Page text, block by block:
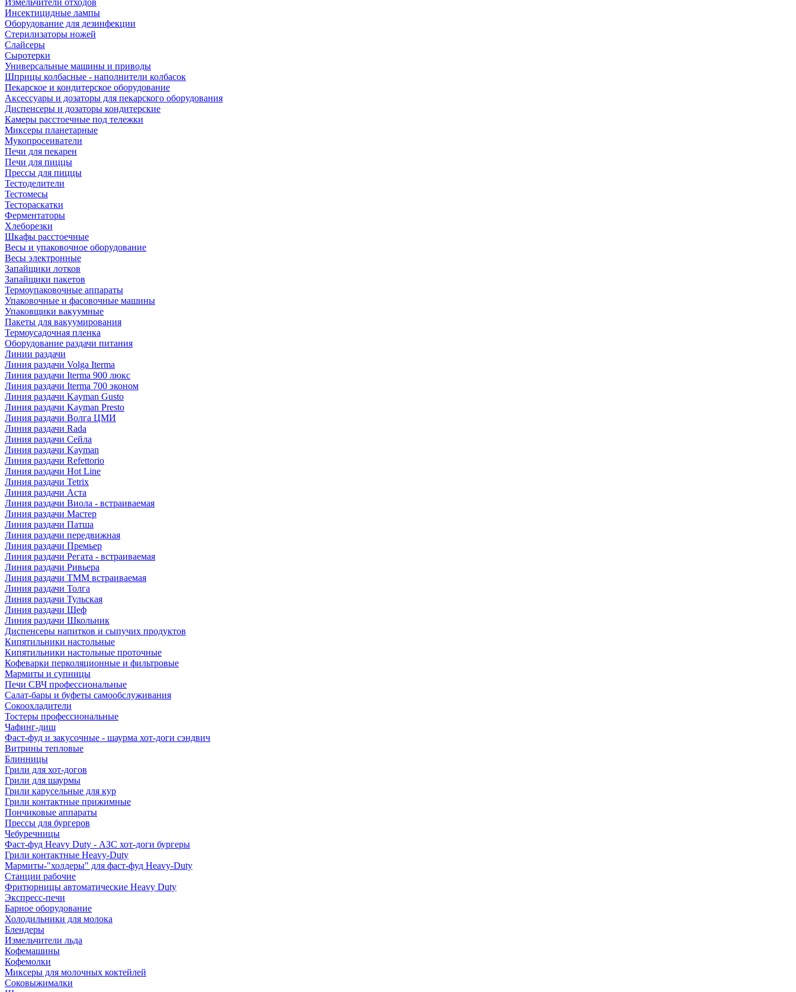
Измельчители отходов
Инсектицидные лампы
Оборудование для дезинфекции
Стерилизаторы ножей
Слайсеры
Сыротерки
Универсальные машины и приводы
Шприцы колбасные - наполнители колбасок
Пекарское и кондитерское оборудование
Аксессуары и дозаторы для пекарского оборудования
Диспенсеры и дозаторы кондитерские
Камеры расстоечные под тележки
Миксеры планетарные
Мукопросеиватели
Печи для пекарен
Печи для пиццы
Прессы для пиццы
Тестоделители
Тестомесы
Тестораскатки
Ферментаторы
Хлеборезки
Шкафы расстоечные
Весы и упаковочное оборудование
Весы электронные
Запайщики лотков
Запайщики пакетов
Термоупаковочные аппараты
Упаковочные и фасовочные машины
Упаковщики вакуумные
Пакеты для вакуумирования
Термоусадочная пленка
Оборудование раздачи питания
Линии раздачи
Линия раздачи Volga Iterma
Линия раздачи Iterma 900 люкс
Линия раздачи Iterma 700 эконом
Линия раздачи Kayman Gusto
Линия раздачи Kayman Presto
Линия раздачи Волга ЦМИ
Линия раздачи Rada
Линия раздачи Сейла
Линия раздачи Kayman
Линия раздачи Refettorio
Линия раздачи Hot Line
Линия раздачи Tetrix
Линия раздачи Аста
Линия раздачи Виола - встраиваемая
Линия раздачи Мастер
Линия раздачи Патша
Линия раздачи передвижная
Линия раздачи Премьер
Линия раздачи Регата - встраиваемая
Линия раздачи Ривьера
Линия раздачи ТММ встраиваемая
Линия раздачи Толга
Линия раздачи Тульская
Линия раздачи Шеф
Линия раздачи Школьник
Диспенсеры напитков и сыпучих продуктов
Кипятильники настольные
Кипятильники настольные проточные
Кофеварки перколяционные и фильтровые
Мармиты и супницы
Печи СВЧ профессиональные
Салат-бары и буфеты самообслуживания
Сокоохладители
Тостеры профессиональные
Чафинг-диш
Фаст-фуд и закусочные - шаурма хот-доги сэндвич
Витрины тепловые
Блинницы
Грили для хот-догов
Грили для шаурмы
Грили карусельные для кур
Грили контактные прижимные
Пончиковые аппараты
Прессы для бургеров
Чебуречницы
Фаст-фуд Heavy Duty - АЗС хот-доги бургеры
Грили контактные Heavy-Duty
Мармиты-"холдеры" для фаст-фуд Heavy-Duty
Станции рабочие
Фритюрницы автоматические Heavy Duty
Экспресс-печи
Барное оборудование
Холодильники для молока
Блендеры
Измельчители льда
Кофемашины
Кофемолки
Миксеры для молочных коктейлей
Соковыжималки